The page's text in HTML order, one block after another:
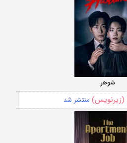
شوهر
منتشر شد